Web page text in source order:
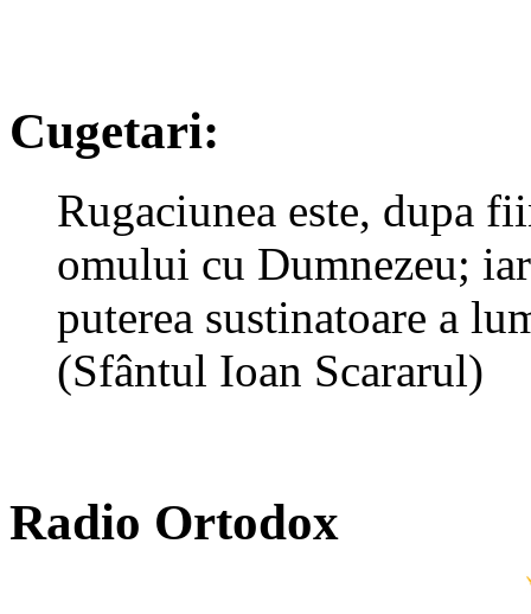
Cugetari:
Rugaciunea este, dupa
omului cu Dumnezeu;
puterea sustinatoare a
(Sfântul Ioan Scararul)
Radio Ortodox